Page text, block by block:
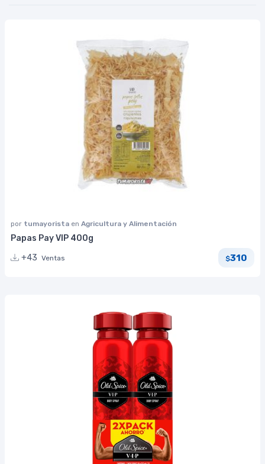
por tumayorista en Agricultura y Alimentación
Papas Pay VIP 400g
+43 Ventas $310